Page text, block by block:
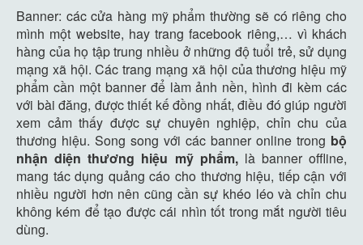
Banner: các cửa hàng mỹ phẩm thường sẽ có riêng cho
mình một website, hay trang facebook riêng,… vì khách
hàng của họ tập trung nhiều ở những độ tuổi trẻ, sử dụng
mạng xã hội. Các trang mạng xã hội của thương hiệu mỹ
phẩm cần một banner để làm ảnh nền, hình đi kèm các
với bài đăng, được thiết kế đồng nhất, điều đó giúp người
xem cảm thấy được sự chuyên nghiệp, chỉn chu của
thương hiệu. Song song với các banner online trong bộ
nhận diện thương hiệu mỹ phẩm,là banner offline,
mang tác dụng quảng cáo cho thương hiệu, tiếp cận với
nhiều người hơn nên cũng cần sự khéo léo và chỉn chu
không kém để tạo được cái nhìn tốt trong mắt người tiêu
dùng.